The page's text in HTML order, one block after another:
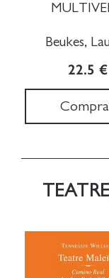
Beukes,
22.5 €